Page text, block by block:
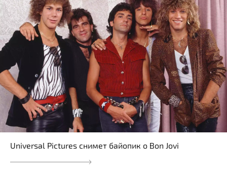
Universal Pictures снимет байопик о Bon Jovi